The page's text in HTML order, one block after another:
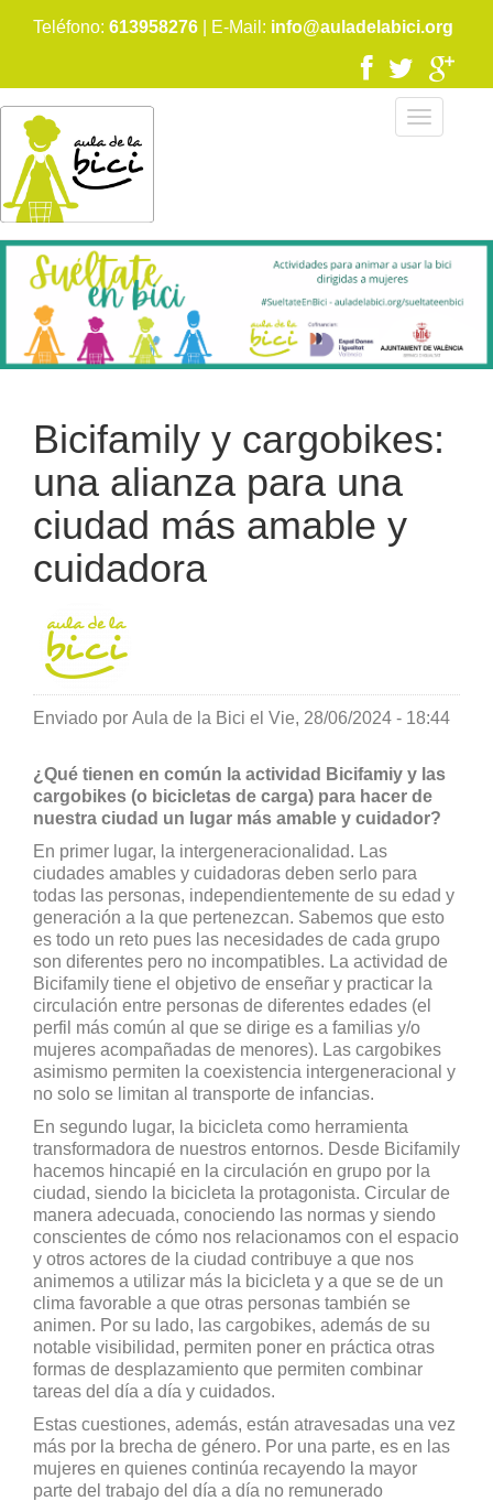
principal
Teléfono: 613958276 | E-Mail: info@auladelabici.org
Bicifamily y cargobikes:
una alianza para una
ciudad más amable y
cuidadora
Enviado por Aula de la Bici el Vie, 28/06/2024 - 18:44
¿Qué tienen en común la actividad Bicifamiy y las
cargobikes (o bicicletas de carga) para hacer de
nuestra ciudad un lugar más amable y cuidador?
En primer lugar, la intergeneracionalidad. Las
ciudades amables y cuidadoras deben serlo para
todas las personas, independientemente de su edad y
generación a la que pertenezcan. Sabemos que esto
es todo un reto pues las necesidades de cada grupo
son diferentes pero no incompatibles. La actividad de
Bicifamily tiene el objetivo de enseñar y practicar la
circulación entre personas de diferentes edades (el
perfil más común al que se dirige es a familias y/o
mujeres acompañadas de menores). Las cargobikes
asimismo permiten la coexistencia intergeneracional y
no solo se limitan al transporte de infancias.
En segundo lugar, la bicicleta como herramienta
transformadora de nuestros entornos. Desde Bicifamily
hacemos hincapié en la circulación en grupo por la
ciudad, siendo la bicicleta la protagonista. Circular de
manera adecuada, conociendo las normas y siendo
conscientes de cómo nos relacionamos con el espacio
y otros actores de la ciudad contribuye a que nos
animemos a utilizar más la bicicleta y a que se de un
clima favorable a que otras personas también se
animen. Por su lado, las cargobikes, además de su
notable visibilidad, permiten poner en práctica otras
formas de desplazamiento que permiten combinar
tareas del día a día y cuidados.
Estas cuestiones, además, están atravesadas una vez
más por la brecha de género. Por una parte, es en las
mujeres en quienes continúa recayendo la mayor
parte del trabajo del día a día no remunerado